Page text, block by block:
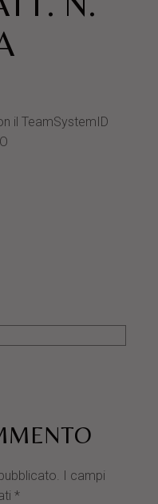
il TeamSystemID
I campi
*